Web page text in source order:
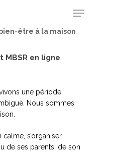
être à la maison
MBSR en ligne
une période
Nous sommes
s’organiser,
de ses parents, de son